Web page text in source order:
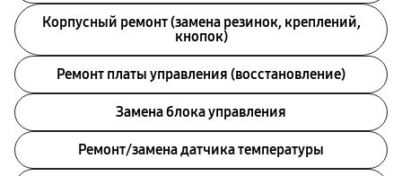
Корпусный ремонт (замена резинок, креплений,
кнопок)
Ремонт платы управления (восстановление)
Замена блока управления
Ремонт/замена датчика температуры